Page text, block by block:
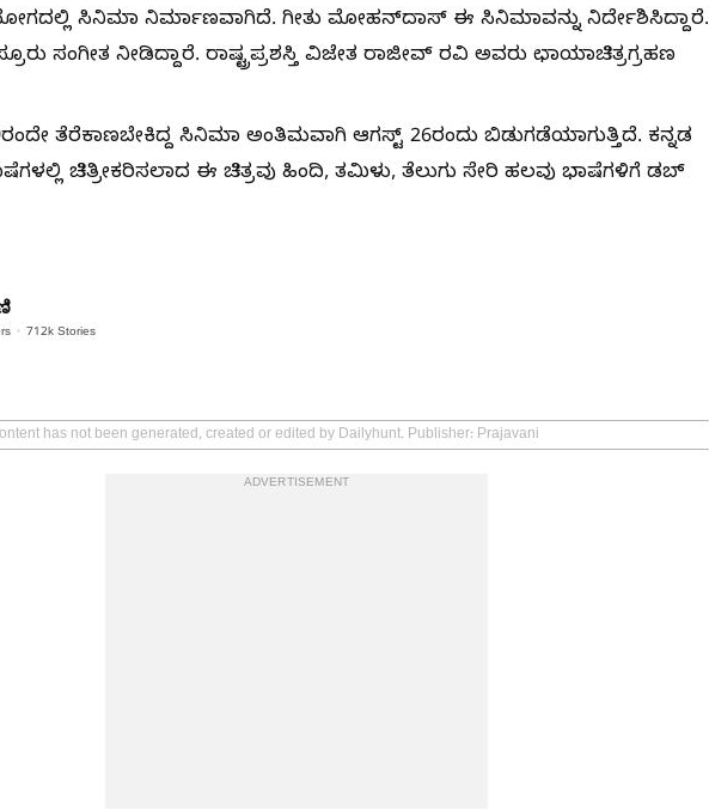
ಸಿನಿಮಾ ನಿರ್ಮಾಣವಾಗಿದೆ. ಗೀತು ಮೋಹನ್​​ದಾಸ್ ಈ ಸಿನಿಮಾವನ್ನು ನಿರ್ದೇಶಿಸಿದ್ದಾರೆ.
ಸಂಗೀತ ನೀಡಿದ್ದಾರೆ. ರಾಷ್ಟ್ರಪ್ರಶಸ್ತಿ ವಿಜೇತ ರಾಜೀವ್ ರವಿ ಅವರು ಛಾಯಾಚಿತ್ರಗ್ರಹಣ
ತೆರೆಕಾಣಬೇಕಿದ್ದ ಸಿನಿಮಾ ಅಂತಿಮವಾಗಿ ಆಗಸ್ಟ್ 26ರಂದು ಬಿಡುಗಡೆಯಾಗುತ್ತಿದೆ. ಕನ್ನಡ
ಚಿತ್ರೀಕರಿಸಲಾದ ಈ ಚಿತ್ರವು ಹಿಂದಿ, ತಮಿಳು, ತೆಲುಗು ಸೇರಿ ಹಲವು ಭಾಷೆಗಳಿಗೆ ಡಬ್
712k Stories
has not been generated, created or edited by Dailyhunt. Publisher: Prajavani
ADVERTISEMENT